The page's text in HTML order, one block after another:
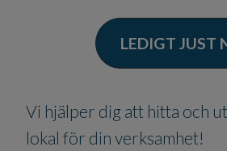
LEDIGT JUST
Vi hjälper dig att hitta och
lokal för din verksamhet!